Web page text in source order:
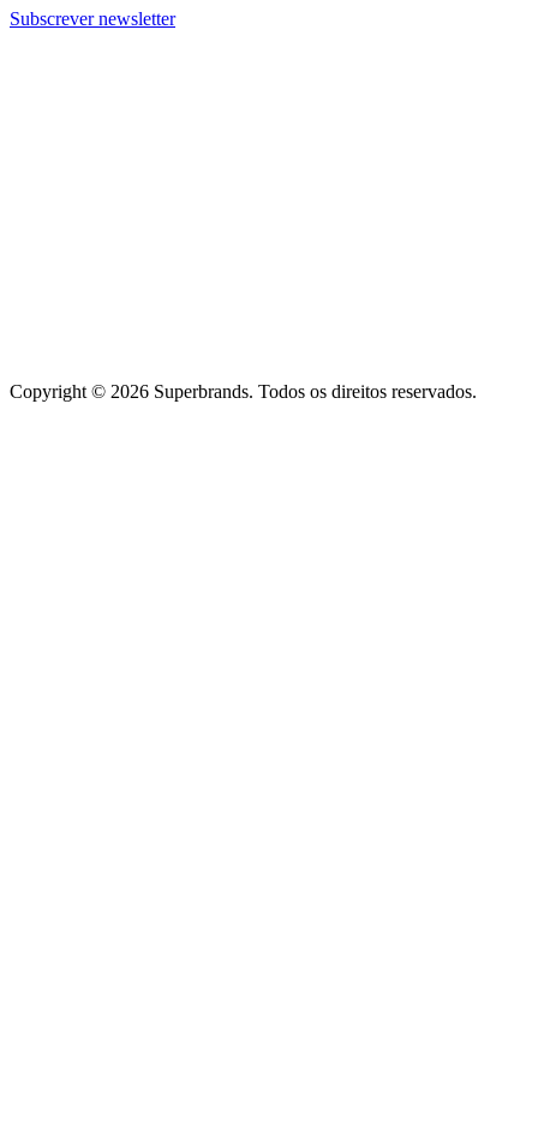
Subscrever newsletter
Copyright © 2026 Superbrands. Todos os direitos reservados.